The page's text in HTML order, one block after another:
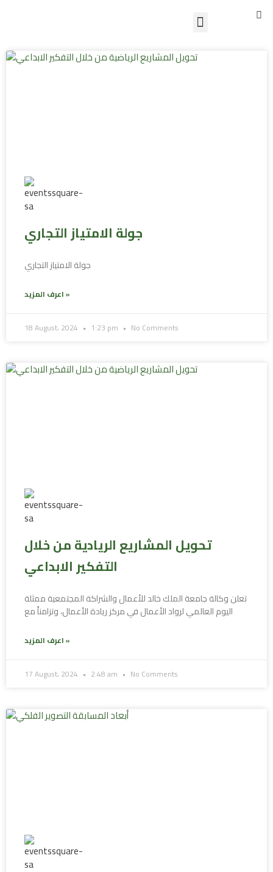
Menu
جولة الامتياز التجاري
جولة الامتياز التجاري
اعرف المزيد »
18 August، 2024 1:23 pm No Comments
تحويل المشاريع الريادية من خلال
التفكير الابداعي
تعلن وكالة جامعة الملك خالد للأعمال والشراكة المجتمعية ممثلة
في مركز ريادة الأعمال، وتزامناً مع ⁧‫اليوم العالمي لرواد الأعمال
اعرف المزيد »
17 August، 2024 2:48 am No Comments